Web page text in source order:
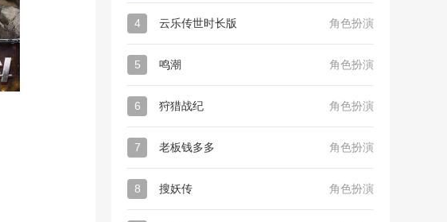
4 云乐传世时长版 角色扮演
5 鸣潮 角色扮演
6 狩猎战纪 角色扮演
7 老板钱多多 角色扮演
8 搜妖传 角色扮演